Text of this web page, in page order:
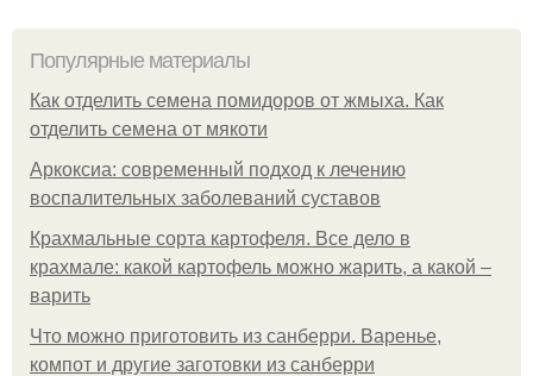
Популярные материалы
Как отделить семена помидоров от жмыха. Как
отделить семена от мякоти
Аркоксиа: современный подход к лечению
воспалительных заболеваний суставов
Крахмальные сорта картофеля. Все дело в
крахмале: какой картофель можно жарить, а какой –
варить
Что можно приготовить из санберри. Варенье,
компот и другие заготовки из санберри